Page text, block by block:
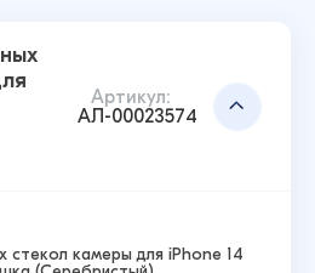
Артикул:
АЛ-00023574